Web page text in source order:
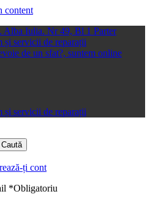
content
Alba Iulia. Nr 49, Bl 1 Parter
și servicii de reparații
de un sfat?, suntem online
și servicii de reparații
Caută
ți cont
*Obligatoriu